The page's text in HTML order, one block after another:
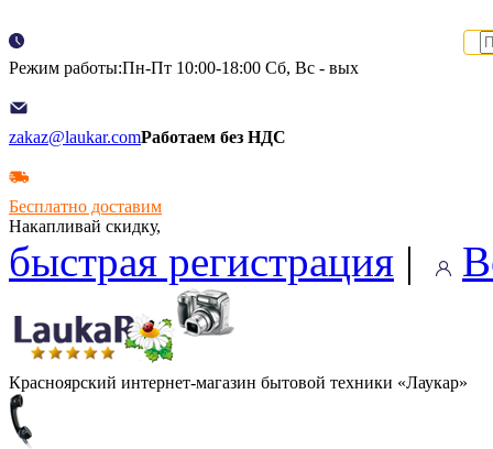
Режим работы:Пн-Пт 10:00-18:00 Сб, Вс - вых
zakaz@laukar.comРаботаем без НДС
Бесплатно доставим
Накапливай скидку,
быстрая регистрация |
Красноярский интернет-магазин бытовой техники «Лаукар»